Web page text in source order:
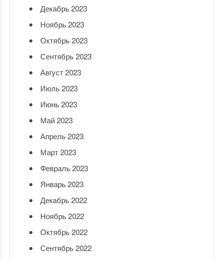
Декабрь 2023
Ноябрь 2023
Октябрь 2023
Сентябрь 2023
Август 2023
Июль 2023
Июнь 2023
Май 2023
Апрель 2023
Март 2023
Февраль 2023
Январь 2023
Декабрь 2022
Ноябрь 2022
Октябрь 2022
Сентябрь 2022